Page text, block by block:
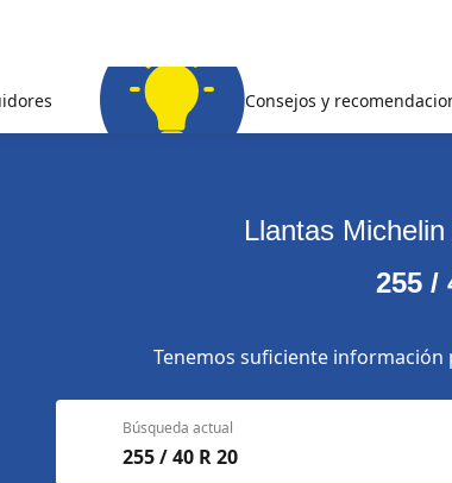
Consejos y
Llantas
255 /
Tenemos suficiente
Búsqueda actual
255 / 40 R 20